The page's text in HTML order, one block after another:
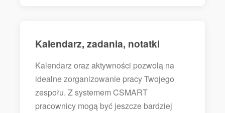
Kalendarz, zadania, notatki
Kalendarz oraz aktywności pozwolą na
idealne zorganizowanie pracy Twojego
zespołu. Z systemem CSMART
pracownicy mogą być jeszcze bardziej